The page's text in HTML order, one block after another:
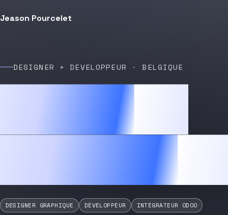
Jeason Pourcelet
DESIGNER + DÉVELOPPEUR · BELGIQUE
Jeason
DESIGNER GRAPHIQUE DÉVELOPPEUR INTÉGRATEUR ODOO